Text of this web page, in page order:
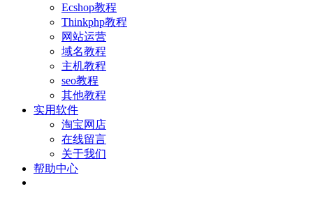
Ecshop教程
Thinkphp教程
网站运营
域名教程
主机教程
seo教程
其他教程
实用软件
淘宝网店
在线留言
关于我们
帮助中心